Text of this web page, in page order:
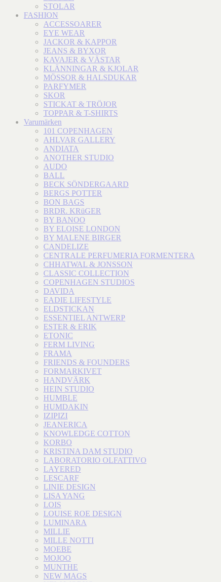
STOLAR
FASHION
ACCESSOARER
EYE WEAR
JACKOR & KAPPOR
JEANS & BYXOR
KAVAJER & VÄSTAR
KLÄNNINGAR & KJOLAR
MÖSSOR & HALSDUKAR
PARFYMER
SKOR
STICKAT & TRÖJOR
TOPPAR & T-SHIRTS
Varumärken
101 COPENHAGEN
AHLVAR GALLERY
ANDIATA
ANOTHER STUDIO
AUDO
BALL
BECK SÖNDERGAARD
BERGS POTTER
BON BAGS
BRDR. KRüGER
BY BANOO
BY ELOISE LONDON
BY MALENE BIRGER
CANDELIZE
CENTRALE PERFUMERIA FORMENTERA
CHHATWAL & JONSSON
CLASSIC COLLECTION
COPENHAGEN STUDIOS
DAVIDA
EADIE LIFESTYLE
ELDSTICKAN
ESSENTIEL ANTWERP
ESTER & ERIK
ETONIC
FERM LIVING
FRAMA
FRIENDS & FOUNDERS
FORMARKIVET
HANDVÄRK
HEIN STUDIO
HUMBLE
HUMDAKIN
IZIPIZI
JEANERICA
KNOWLEDGE COTTON
KORBO
KRISTINA DAM STUDIO
LABORATORIO OLFATTIVO
LAYERED
LESCARF
LINIE DESIGN
LISA YANG
LOIS
LOUISE ROE DESIGN
LUMINARA
MILLIE
MILLE NOTTI
MOEBE
MOJOO
MUNTHE
NEW MAGS